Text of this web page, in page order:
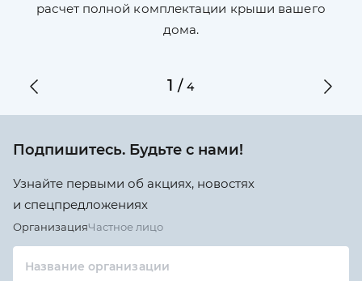
расчет полной комплектации крыши вашего
дома.
1 /4
Подпишитесь. Будьте с нами!
Узнайте первыми об акциях, новостях
и спецпредложениях
ОрганизацияЧастное лицо
Название организации